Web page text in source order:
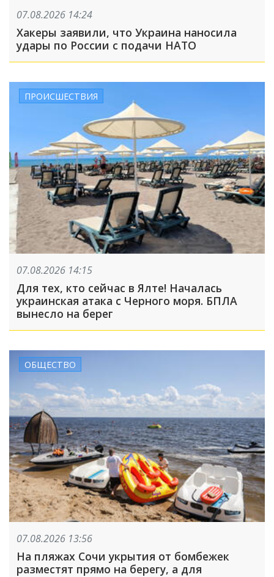
07.08.2026 14:24
Хакеры заявили, что Украина наносила
удары по России с подачи НАТО
ПРОИСШЕСТВИЯ
07.08.2026 14:15
Для тех, кто сейчас в Ялте! Началась
украинская атака с Черного моря. БПЛА
вынесло на берег
ОБЩЕСТВО
07.08.2026 13:56
На пляжах Сочи укрытия от бомбежек
разместят прямо на берегу, а для